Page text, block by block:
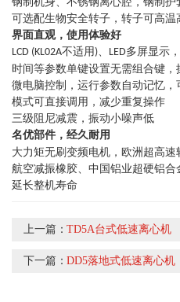
可选配生物安全转子，转子可高
界面直观，使用体验好
LCD (KL02A不适用 )、 LED多屏显示
时间等参数单键设置无需组合键，
微电脑控制，运行参数自动记忆，
模式可直接调用，减少重复操作
三级阻尼减震，振动小噪声低
名优部件，经久耐用
大力矩无刷变频电机， 欧洲 超高速
航空减振橡胶、中国铝业超硬铝合
延长整机寿命
上一篇：TD5A台式低速离心机
下一篇：DD5落地式低速离心机